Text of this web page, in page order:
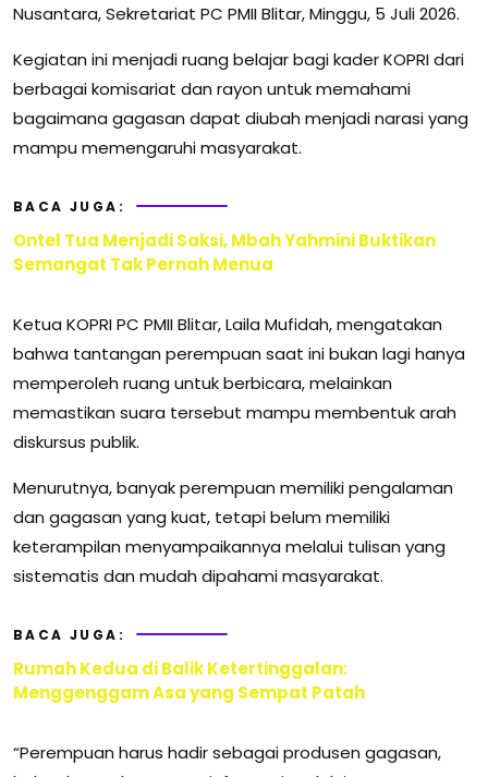
Nusantara, Sekretariat PC PMII Blitar, Minggu, 5 Juli 2026.
Kegiatan ini menjadi ruang belajar bagi kader KOPRI dari
berbagai komisariat dan rayon untuk memahami
bagaimana gagasan dapat diubah menjadi narasi yang
mampu memengaruhi masyarakat.
BACA JUGA:
Ontel Tua Menjadi Saksi, Mbah Yahmini Buktikan
Semangat Tak Pernah Menua
Ketua KOPRI PC PMII Blitar, Laila Mufidah, mengatakan
bahwa tantangan perempuan saat ini bukan lagi hanya
memperoleh ruang untuk berbicara, melainkan
memastikan suara tersebut mampu membentuk arah
diskursus publik.
Menurutnya, banyak perempuan memiliki pengalaman
dan gagasan yang kuat, tetapi belum memiliki
keterampilan menyampaikannya melalui tulisan yang
sistematis dan mudah dipahami masyarakat.
BACA JUGA:
Rumah Kedua di Balik Ketertinggalan:
Menggenggam Asa yang Sempat Patah
“Perempuan harus hadir sebagai produsen gagasan,